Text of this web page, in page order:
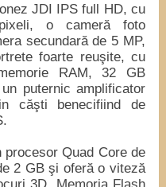
JDI IPS full HD, cu
o cameră foto
secundară de 5 MP,
foarte reuşite, cu
RAM, 32 GB
puternic amplificator
căşti benecifiind de
procesor Quad Core de
2 GB şi oferă o viteză